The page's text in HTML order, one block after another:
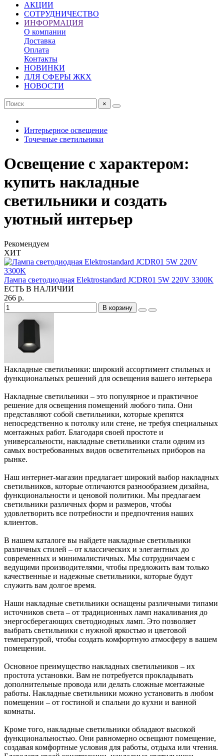
АКЦИИ
СОТРУДНИЧЕСТВО
ИНФОРМАЦИЯ
О компании
Доставка
Оплата
Контакты
НОВИНКИ
ДЛЯ СФЕРЫ ЖКХ
НОВОСТИ
×
Интерьерное освещение
Точечные светильники
Освещение с характером:
купить накладные
светильники и создать
уютный интерьер
Рекомендуем
ХИТ
Лампа светодиодная Elektrostandard JCDR01 5W 220V 3300K
ЕСТЬ В НАЛИЧИИ
266 р.
В корзину
Накладные светильники: широкий ассортимент стильных и
функциональных решений для освещения вашего интерьера
Накладные светильники – это популярное и практичное
решение для освещения помещений любого типа. Они
представляют собой светильники, которые крепятся
непосредственно к потолку или стене, не требуя специальных
монтажных работ. Благодаря своей простоте и
универсальности, накладные светильники стали одним из
самых востребованных видов осветительных приборов на
рынке.
Наш интернет-магазин предлагает широкий выбор накладных
светильников, которые отличаются разнообразием дизайна,
функциональности и ценовой политики. Мы предлагаем
светильники различных форм и размеров, чтобы
удовлетворить все потребности и предпочтения наших
клиентов.
В нашем каталоге вы найдете накладные светильники
различных стилей – от классических и элегантных до
современных и минималистичных. Мы сотрудничаем с
ведущими производителями, чтобы предложить вам только
качественные и надежные светильники, которые будут
служить вам долгое время.
Наши накладные светильники оснащены различными типами
источников света – от традиционных ламп накаливания до
энергосберегающих светодиодных ламп. Это позволяет
выбрать светильники с нужной яркостью и цветовой
температурой, чтобы создать комфортную атмосферу в вашем
помещении.
Основное преимущество накладных светильников – их
простота установки. Вам не потребуется прокладывать
дополнительные провода или делать сложные монтажные
работы. Накладные светильники можно установить в любом
помещении – от гостиной и спальни до кухни и ванной
комнаты.
Кроме того, накладные светильники обладают высокой
функциональностью. Они равномерно освещают помещение,
создавая комфортные условия для работы, отдыха или чтения.